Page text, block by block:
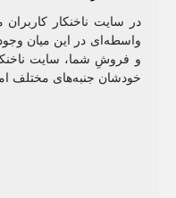
در سایت ناخنکار
واسطه‌ای در این میان
و فروشِ شما، سایت
خودشان جنبه‌های مختلف